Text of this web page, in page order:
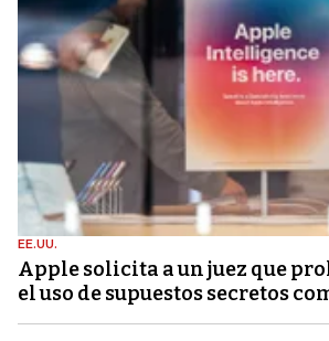
EE.UU.
Apple solicita a un juez que
el uso de supuestos secretos